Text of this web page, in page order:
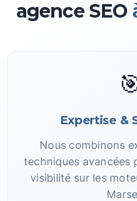
agence SEO
Expertise &
Nous combinons
techniques avancées
visibilité sur les